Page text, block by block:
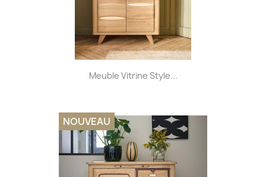
Meuble Vitrine Style...
NOUVEAU